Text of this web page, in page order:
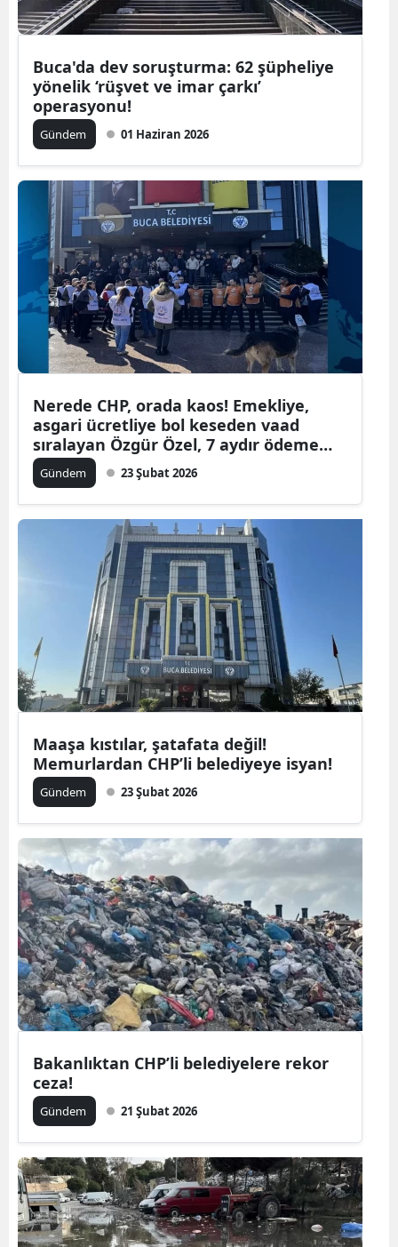
Buca'da dev soruşturma: 62 şüpheliye
yönelik ‘rüşvet ve imar çarkı’
operasyonu!
Gündem 01 Haziran 2026
Nerede CHP, orada kaos! Emekliye,
asgari ücretliye bol keseden vaad
sıralayan Özgür Özel, 7 aydır ödeme
yapmayan belediyelerine de bir el at!
Gündem 23 Şubat 2026
Maaşa kıstılar, şatafata değil!
Memurlardan CHP’li belediyeye isyan!
Gündem 23 Şubat 2026
Bakanlıktan CHP’li belediyelere rekor
ceza!
Gündem 21 Şubat 2026